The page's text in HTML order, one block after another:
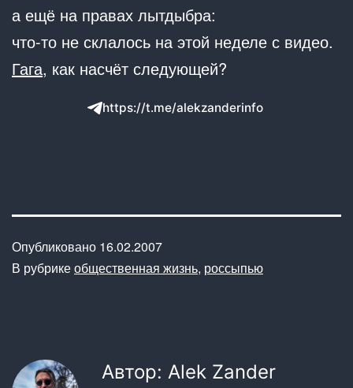
а ещё на правах лытдыбра:
что-то не склалось на этой неделе с видео.
Гага, как насчёт следующей?
https://t.me/alekzanderinfo
Опубликовано 16.02.2007
В рубрикеобщественная жизнь, россыпью
Автор: Alek Zander